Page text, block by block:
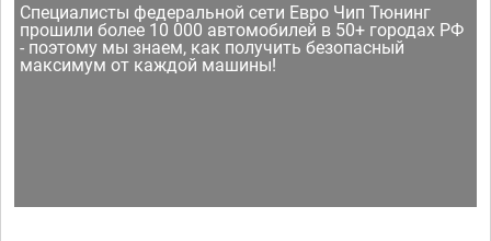
Специалисты федеральной сети Евро Чип Тюнинг
прошили более 10 000 автомобилей в 50+ городах РФ
- поэтому мы знаем, как получить безопасный
максимум от каждой машины!